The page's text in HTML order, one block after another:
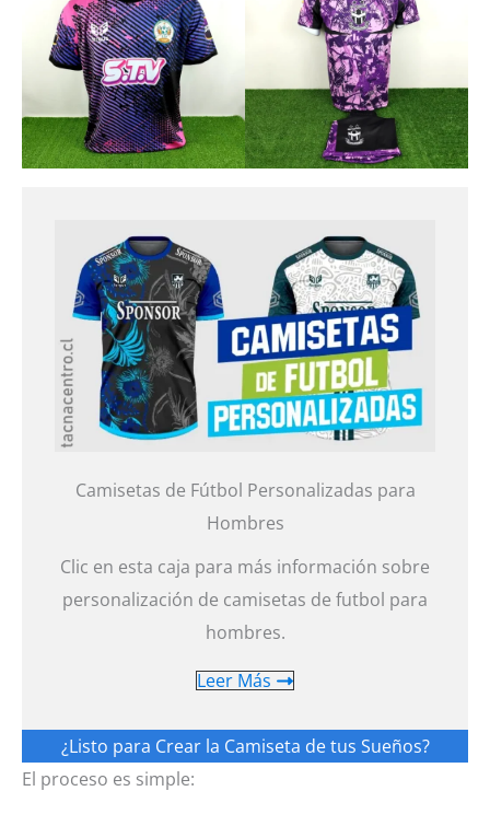
Camisetas de Fútbol Personalizadas para
Hombres
Clic en esta caja para más información sobre
personalización de camisetas de futbol para
hombres.
Leer Más
¿Listo para Crear la Camiseta de tus Sueños?
El proceso es simple: